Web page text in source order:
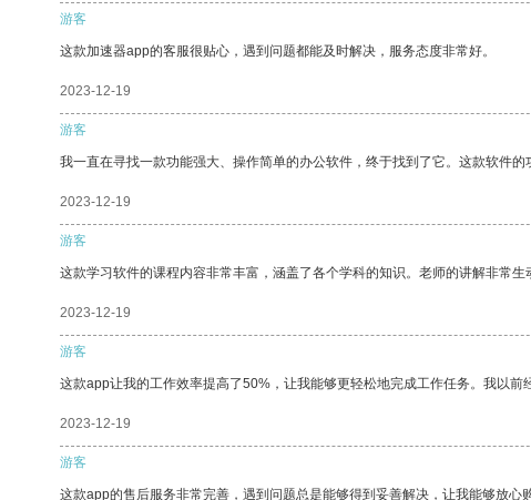
游客
这款加速器app的客服很贴心，遇到问题都能及时解决，服务态度非常好。
2023-12-19
游客
我一直在寻找一款功能强大、操作简单的办公软件，终于找到了它。这款软件
2023-12-19
游客
这款学习软件的课程内容非常丰富，涵盖了各个学科的知识。老师的讲解非常生
2023-12-19
游客
这款app让我的工作效率提高了50%，让我能够更轻松地完成工作任务。我以
2023-12-19
游客
这款app的售后服务非常完善，遇到问题总是能够得到妥善解决，让我能够放心购